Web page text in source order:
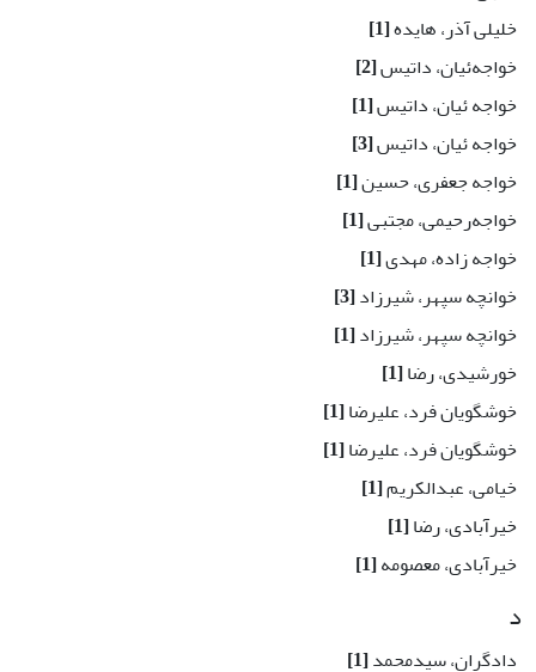
خلیلی آذر، هایده[1]
خواجه‌ئیان، داتیس[2]
خواجه ئیان، داتیس[1]
خواجه ئیان، داتیس[3]
خواجه جعفری، حسین[1]
خواجه‌رحیمی، مجتبی[1]
خواجه زاده، مهدی[1]
خوانچه سپهر، شیرزاد[3]
خوانچه سپهر، شیرزاد[1]
خورشیدی، رضا[1]
خوشگویان فرد، علیرضا[1]
خوشگویان فرد، علیرضا[1]
خیامی، عبدالکریم[1]
خیرآبادی، رضا[1]
خیرآبادی، معصومه[1]
د
دادگران، سیدمحمد[1]